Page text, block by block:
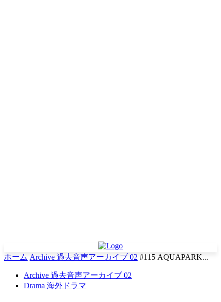
ホーム Archive 過去音声アーカイブ 02 #115 AQUAPARK...
Archive 過去音声アーカイブ 02
Drama 海外ドラマ